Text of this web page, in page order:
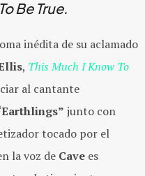
Be True.
inédita de su aclamado
, This Much I Know To
al cantante
junto con
tocado por el
la voz de Cave es